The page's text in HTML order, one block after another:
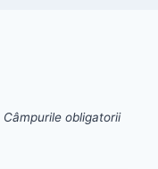
Câmpurile obligatorii